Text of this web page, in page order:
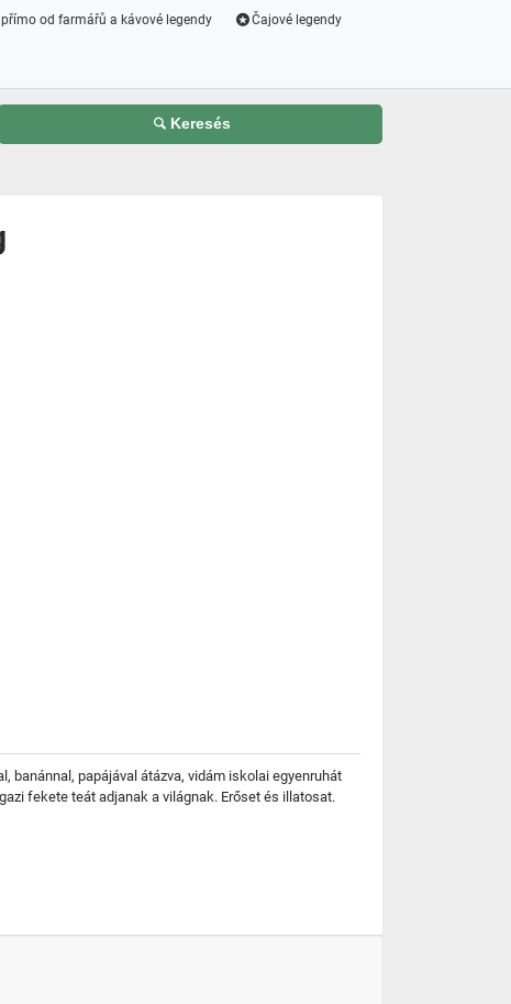
přímo od farmářů a kávové legendy Čajové legendy
Keresés
banánnal, papájával átázva, vidám iskolai egyenruhát
fekete teát adjanak a világnak. Erőset és illatosat.